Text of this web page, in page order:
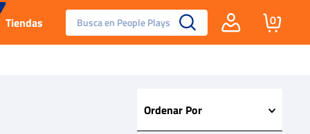
Tiendas Busca en People Plays 0
Ordenar Por